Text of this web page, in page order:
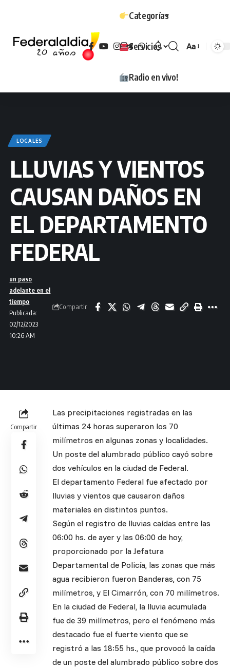
Categorías
Servicios
Radio en vivo!
Tamaño
Aa
LOCALES
LLUVIAS Y VIENTOS
CAUSAN DAÑOS EN
EL DEPARTAMENTO
FEDERAL
Publicada:
02/12/2023
10:26 AM
un paso
adelante en el
tiempo
Compartir
Compartir
Las precipitaciones registradas en las
últimas 24 horas superaron los 70
milímetros en algunas zonas y localidades.
Un poste del alumbrado público cayó sobre
dos vehículos en la ciudad de Federal.
El departamento Federal fue afectado por
lluvias y vientos que causaron daños
materiales en distintos puntos.
Según el registro de lluvias caídas entre las
06:00 hs. de ayer y las 06:00 de hoy,
proporcionado por la Jefatura
Departamental de Policía, las zonas que más
agua recibieron fueron Banderas, con 75
milímetros, y El Cimarrón, con 70 milímetros.
En la ciudad de Federal, la lluvia acumulada
fue de 39 milímetros, pero el fenómeno más
destacado fue el fuerte viento que se
registró a las 18:55 hs., que provocó la caída
de un poste del alumbrado público sobre dos